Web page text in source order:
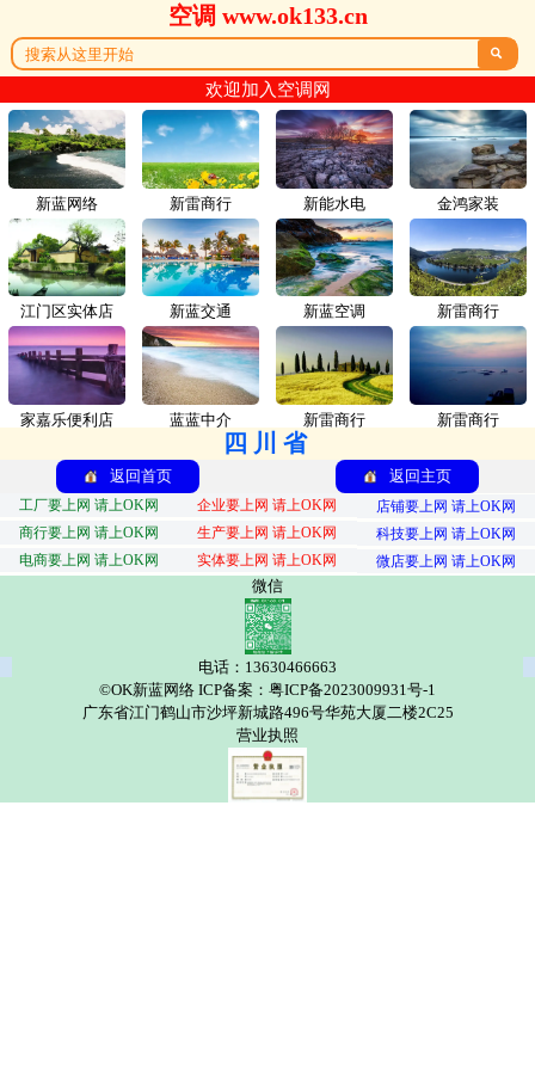
空调 www.ok133.cn

欢迎加入空调网
新蓝网络 新雷商行
江门区实体店 新蓝交通
家嘉乐便利店 蓝蓝中介
新能水电 金鸿家装
新蓝空调 新雷商行
新雷商行 新雷商行
四川省
返回首页 返回主页
工厂要上网 请上OK网 企业要上网 请上OK网
店铺要上网 请上OK网
商行要上网 请上OK网
生产要上网 请上OK网
科技要上网 请上OK网
电商要上网 请上OK网
实体要上网 请上OK网 微店要上网 请上OK网
微信
电话：13630466663
©OK新蓝网络 ICP备案：粤ICP备2023009931号-1
广东省江门鹤山市沙坪新城路496号华苑大厦二楼2C25
营业执照